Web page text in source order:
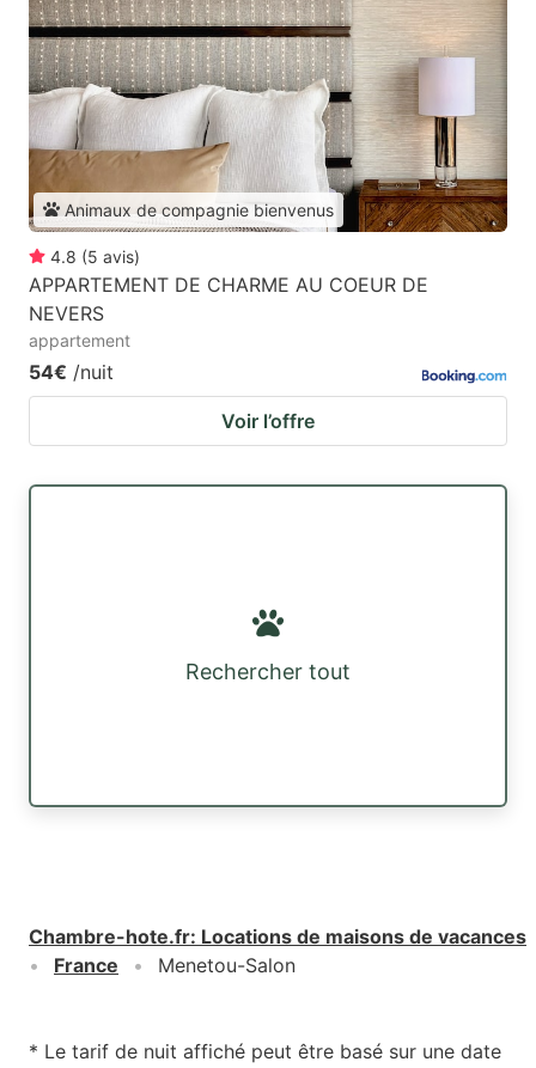
Animaux de compagnie bienvenus
4.8 (5 avis)
APPARTEMENT DE CHARME AU COEUR DE
NEVERS
appartement
54€ /nuit
Voir l’offre
Rechercher tout
Chambre-hote.fr: Locations de maisons de vacances
France
Menetou-Salon
* Le tarif de nuit affiché peut être basé sur une date